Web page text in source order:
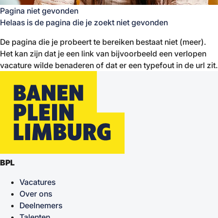
Pagina niet gevonden
Helaas is de pagina die je zoekt niet gevonden
De pagina die je probeert te bereiken bestaat niet (meer).
Het kan zijn dat je een link van bijvoorbeeld een verlopen
vacature wilde benaderen of dat er een typefout in de url zit.
BPL
Vacatures
Over ons
Deelnemers